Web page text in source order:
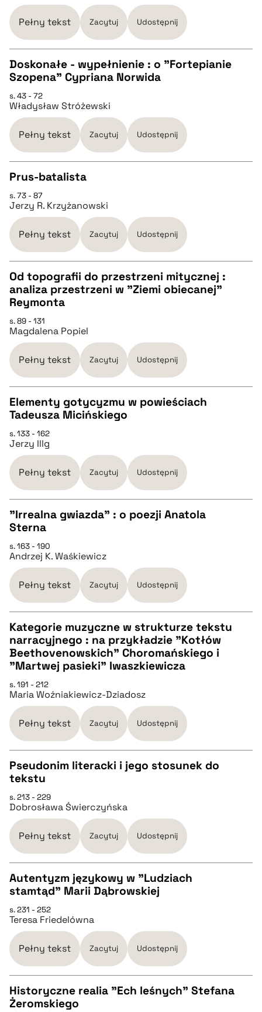
pobierz cytat
BIBTEX
Pełny tekst Zacytuj Udostępnij
CZYSTY TEKST
pobierz cytat
BIBTEX
Doskonałe - wypełnienie : o "Fortepianie
Szopena" Cypriana Norwida
s. 43 - 72
Władysław Stróżewski
Pełny tekst Zacytuj Udostępnij
CZYSTY TEKST
pobierz cytat
BIBTEX
pobierz cytat
Prus-batalista
s. 73 - 87
Jerzy R. Krzyżanowski
Pełny tekst Zacytuj Udostępnij
CZYSTY TEKST
pobierz cytat
BIBTEX
pobierz cytat
Od topografii do przestrzeni mitycznej :
analiza przestrzeni w "Ziemi obiecanej"
Reymonta
s. 89 - 131
Magdalena Popiel
Pełny tekst Zacytuj Udostępnij
pobierz cytat
BIBTEX
pobierz cytat
Elementy gotycyzmu w powieściach
Tadeusza Micińskiego
s. 133 - 162
Jerzy Illg
Pełny tekst Zacytuj Udostępnij
pobierz cytat
BIBTEX
pobierz cytat
"Irrealna gwiazda" : o poezji Anatola
Sterna
s. 163 - 190
Andrzej K. Waśkiewicz
Pełny tekst Zacytuj Udostępnij
CZYSTY TEKST
pobierz cytat
BIBTEX
pobierz cytat
Kategorie muzyczne w strukturze tekstu
narracyjnego : na przykładzie "Kotłów
Beethovenowskich" Choromańskiego i
"Martwej pasieki" Iwaszkiewicza
s. 191 - 212
Maria Woźniakiewicz-Dziadosz
Pełny tekst Zacytuj Udostępnij
pobierz cytat
BIBTEX
pobierz cytat
Pseudonim literacki i jego stosunek do
tekstu
s. 213 - 229
Dobrosława Świerczyńska
Pełny tekst Zacytuj Udostępnij
CZYSTY TEKST
pobierz cytat
BIBTEX
pobierz cytat
Autentyzm językowy w "Ludziach
stamtąd" Marii Dąbrowskiej
s. 231 - 252
Teresa Friedelówna
Pełny tekst Zacytuj Udostępnij
Historyczne realia "Ech leśnych" Stefana
Żeromskiego